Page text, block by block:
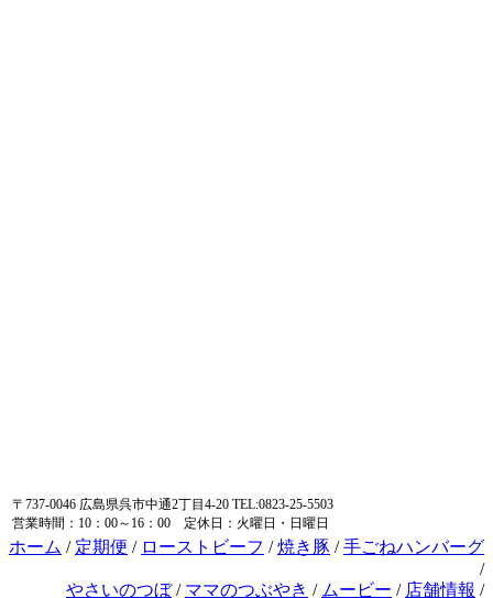
〒737-0046 広島県呉市中通2丁目4-20 TEL:0823-25-5503
営業時間：10：00～16：00 定休日：火曜日・日曜日
ホーム / 定期便 / ローストビーフ /焼き豚 /手ごねハンバーグ
/
やさいのつぼ/ ママのつぶやき / ムービー / 店舗情報 /